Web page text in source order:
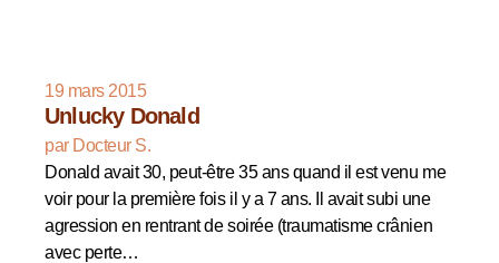
19 mars 2015
Unlucky Donald
par Docteur S.
Donald avait 30, peut-être 35 ans quand il est venu me
voir pour la première fois il y a 7 ans. Il avait subi une
agression en rentrant de soirée (traumatisme crânien
avec perte…